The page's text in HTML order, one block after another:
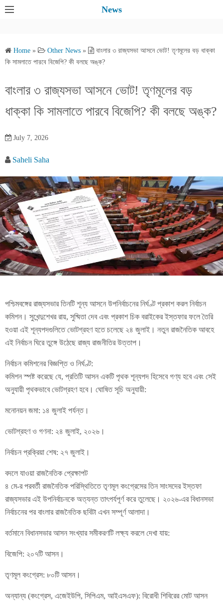
News
Home » Other News »
বাংলার ৩ রাজ্যসভা আসনে ভোট! তৃণমূলের বড় ধাক্কা
কি সামলাতে পারবে বিজেপি? কী বলছে অঙ্ক?
বাংলার ৩ রাজ্যসভা আসনে ভোট! তৃণমূলের বড়
ধাক্কা কি সামলাতে পারবে বিজেপি? কী বলছে অঙ্ক?
July 7, 2026
Saheli Saha
পশ্চিমবঙ্গের রাজ্যসভার তিনটি শূন্য আসনে উপনির্বাচনের নির্ঘণ্ট প্রকাশ করল নির্বাচন
কমিশন। সুখেন্দুশেখর রায়, সুষ্মিতা দেব এবং প্রকাশ চিক বরাইকের ইস্তফার ফলে তৈরি
হওয়া এই শূন্যপদগুলিতে ভোটগ্রহণ হতে চলেছে ২৪ জুলাই। নতুন রাজনৈতিক আবহে
এই নির্বাচন ঘিরে তুঙ্গে উঠেছে রাজ্য রাজনীতির উত্তাপ।
নির্বাচন কমিশনের বিজ্ঞপ্তি ও নির্ঘণ্ট:
কমিশন স্পষ্ট করেছে যে, প্রতিটি আসন একটি পৃথক শূন্যপদ হিসেবে গণ্য হবে এবং সেই
অনুযায়ী পৃথকভাবে ভোটগ্রহণ হবে। ঘোষিত সূচি অনুযায়ী:
মনোনয়ন জমা: ১৪ জুলাই পর্যন্ত।
ভোটগ্রহণ ও গণনা: ২৪ জুলাই, ২০২৬।
নির্বাচন প্রক্রিয়া শেষ: ২৭ জুলাই।
বদলে যাওয়া রাজনৈতিক প্রেক্ষাপট
৪ মে-র পরবর্তী রাজনৈতিক পরিস্থিতিতে তৃণমূল কংগ্রেসের তিন সাংসদের ইস্তফা
রাজ্যসভার এই উপনির্বাচনকে অত্যন্ত তাৎপর্যপূর্ণ করে তুলেছে। ২০২৬-এর বিধানসভা
নির্বাচনের পর বাংলার রাজনৈতিক ছবিটা এখন সম্পূর্ণ আলাদা।
বর্তমানে বিধানসভার আসন সংখ্যার সমীকরণটি লক্ষ্য করলে দেখা যায়:
বিজেপি: ২০৭টি আসন।
তৃণমূল কংগ্রেস: ৮০টি আসন।
অন্যান্য (কংগ্রেস, এজেইউপি, সিপিএম, আইএসএফ): বিরোধী শিবিরের মোট আসন